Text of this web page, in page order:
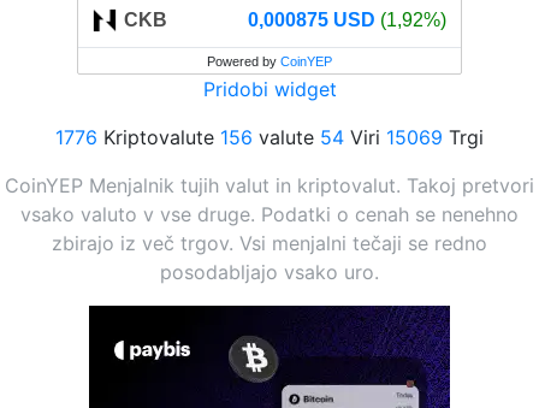
CKB 0,000875 USD (1,92%)
Powered by CoinYEP
Pridobi widget
1776 Kriptovalute 156 valute 54 Viri 15069 Trgi
CoinYEP Menjalnik tujih valut in kriptovalut. Takoj pretvori
vsako valuto v vse druge. Podatki o cenah se nenehno
zbirajo iz več trgov. Vsi menjalni tečaji se redno
posodabljajo vsako uro.